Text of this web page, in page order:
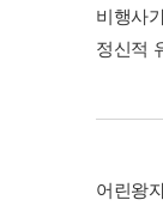
비행사
정신적
어린왕